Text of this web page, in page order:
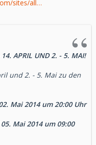
indem sie etwas
Abonnenten erhalten
Ehemalige
aufrufen.
von Jahren vor den
ist. Die Spieler
zusammen, um an
Republik und dem
sites/all…
APRIL UND 2. - 5. MAI!
und 2. - 5. Mai zu den
Mai 2014 um 20:00 Uhr
Mai 2014 um 09:00